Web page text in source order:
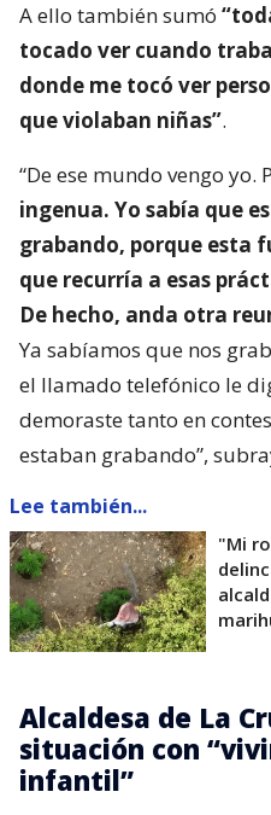
A ello también sumó
tocado ver cuando
donde me tocó ver
que violaban niñas”.
“De ese mundo vengo yo.
ingenua. Yo sabía que
grabando, porque esta
que recurría a esas
De hecho, anda otra
Ya sabíamos que nos
el llamado telefónico le
demoraste tanto en
estaban grabando”,
Lee también...
"Mi
Alcaldesa de La
situación con
infantil”